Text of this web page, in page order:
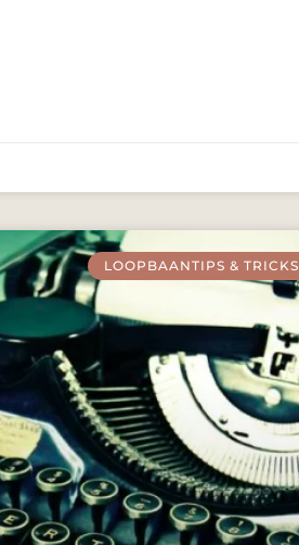
LOOPBAANTIPS & TRICKS